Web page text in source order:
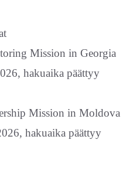
Mission in Georgia
hakuaika päättyy
Mission in Moldova
hakuaika päättyy